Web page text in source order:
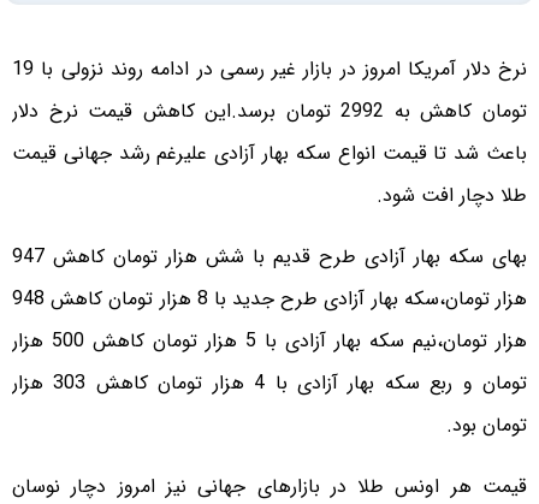
نرخ دلار آمریکا امروز در بازار غیر رسمی در ادامه روند نزولی با 19
تومان کاهش به 2992 تومان برسد.این کاهش قیمت نرخ دلار
باعث شد تا قیمت انواع سکه بهار آزادی علیرغم رشد جهانی قیمت
طلا دچار افت شود.
بهای سکه بهار آزادی طرح قدیم با شش هزار تومان کاهش 947
هزار تومان،سکه بهار آزادی طرح جدید با 8 هزار تومان کاهش 948
هزار تومان،نیم سکه بهار آزادی با 5 هزار تومان کاهش 500 هزار
تومان و ربع سکه بهار آزادی با 4 هزار تومان کاهش 303 هزار
تومان بود.
قیمت هر اونس طلا در بازارهای جهانی نیز امروز دچار نوسان